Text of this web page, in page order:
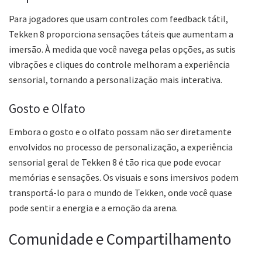
Para jogadores que usam controles com feedback tátil,
Tekken 8 proporciona sensações táteis que aumentam a
imersão. À medida que você navega pelas opções, as sutis
vibrações e cliques do controle melhoram a experiência
sensorial, tornando a personalização mais interativa.
Gosto e Olfato
Embora o gosto e o olfato possam não ser diretamente
envolvidos no processo de personalização, a experiência
sensorial geral de Tekken 8 é tão rica que pode evocar
memórias e sensações. Os visuais e sons imersivos podem
transportá-lo para o mundo de Tekken, onde você quase
pode sentir a energia e a emoção da arena.
Comunidade e Compartilhamento